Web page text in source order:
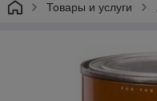
Товары и услуги